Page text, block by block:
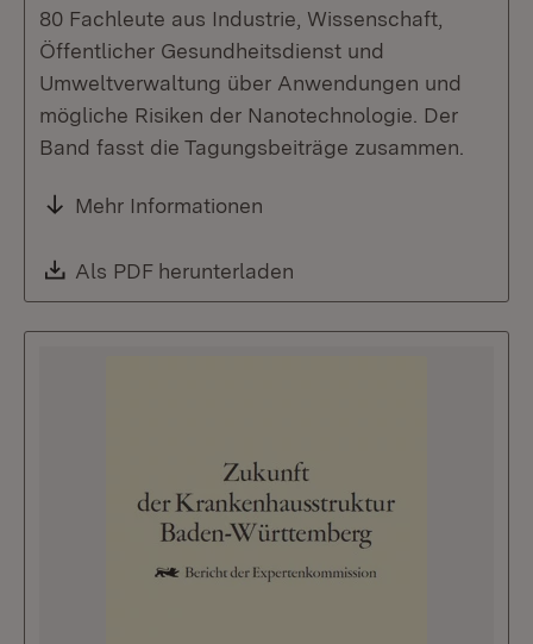
80 Fachleute aus Industrie, Wissenschaft,
Öffentlicher Gesundheitsdienst und
Umweltverwaltung über Anwendungen und
mögliche Risiken der Nanotechnologie. Der
Band fasst die Tagungsbeiträge zusammen.
Mehr Informationen
Download:
Als PDF herunterladen